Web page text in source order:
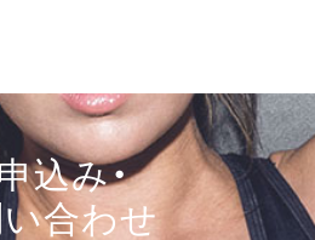
込み・
合わせ